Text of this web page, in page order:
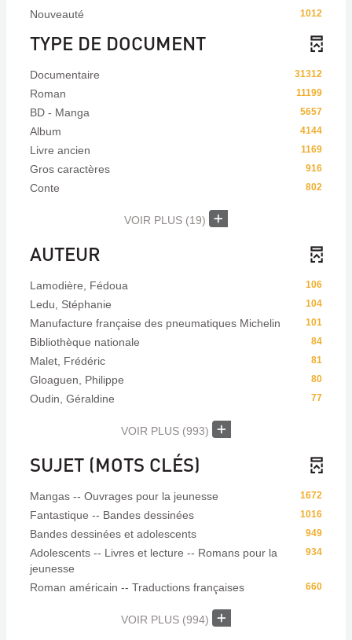
1012
Nouveauté
TYPE DE DOCUMENT
31312
Documentaire
11199
Roman
5657
BD - Manga
4144
Album
1169
Livre ancien
916
Gros caractères
802
Conte
VOIR PLUS (19)
AUTEUR
106
Lamodière, Fédoua
104
Ledu, Stéphanie
101
Manufacture française des pneumatiques Michelin
84
Bibliothèque nationale
81
Malet, Frédéric
80
Gloaguen, Philippe
77
Oudin, Géraldine
VOIR PLUS (993)
SUJET (MOTS CLÉS)
1672
Mangas -- Ouvrages pour la jeunesse
1016
Fantastique -- Bandes dessinées
949
Bandes dessinées et adolescents
934
Adolescents -- Livres et lecture -- Romans pour la
jeunesse
660
Roman américain -- Traductions françaises
VOIR PLUS (994)